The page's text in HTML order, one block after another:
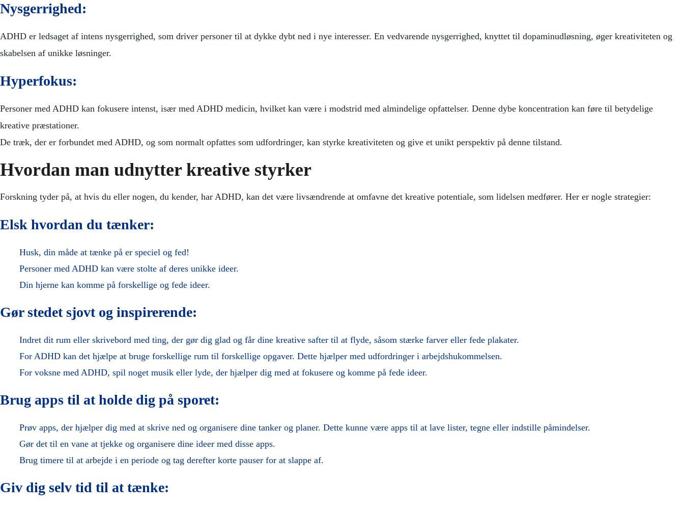
Nysgerrighed:
ADHD er ledsaget af intens nysgerrighed, som driver personer til at dykke dybt ned i nye interesser. En vedvarende nysgerrighed, knyttet til dopaminudløsning, øger kreativiteten og
skabelsen af unikke løsninger.
Hyperfokus:
Personer med ADHD kan fokusere intenst, især med ADHD medicin, hvilket kan være i modstrid med almindelige opfattelser. Denne dybe koncentration kan føre til betydelige
kreative præstationer.
De træk, der er forbundet med ADHD, og som normalt opfattes som udfordringer, kan styrke kreativiteten og give et unikt perspektiv på denne tilstand.
Hvordan man udnytter kreative styrker
Forskning tyder på, at hvis du eller nogen, du kender, har ADHD, kan det være livsændrende at omfavne det kreative potentiale, som lidelsen medfører. Her er nogle strategier:
Elsk hvordan du tænker:
Husk, din måde at tænke på er speciel og fed!
Personer med ADHD kan være stolte af deres unikke ideer.
Din hjerne kan komme på forskellige og fede ideer.
Gør stedet sjovt og inspirerende:
Indret dit rum eller skrivebord med ting, der gør dig glad og får dine kreative safter til at flyde, såsom stærke farver eller fede plakater.
For ADHD kan det hjælpe at bruge forskellige rum til forskellige opgaver. Dette hjælper med udfordringer i arbejdshukommelsen.
For voksne med ADHD, spil noget musik eller lyde, der hjælper dig med at fokusere og komme på fede ideer.
Brug apps til at holde dig på sporet:
Prøv apps, der hjælper dig med at skrive ned og organisere dine tanker og planer. Dette kunne være apps til at lave lister, tegne eller indstille påmindelser.
Gør det til en vane at tjekke og organisere dine ideer med disse apps.
Brug timere til at arbejde i en periode og tag derefter korte pauser for at slappe af.
Giv dig selv tid til at tænke: